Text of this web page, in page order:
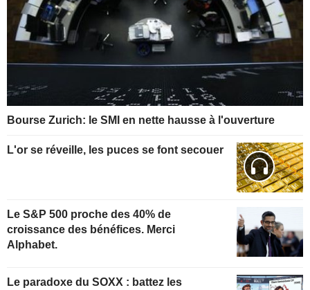
Bourse Zurich: le SMI en nette hausse à l'ouverture
L'or se réveille, les puces se font secouer
Le S&P 500 proche des 40% de
croissance des bénéfices. Merci
Alphabet.
Le paradoxe du SOXX : battez les